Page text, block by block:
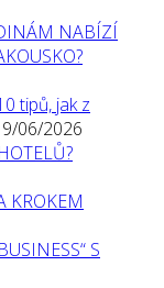
NABÍZÍ
tipů, jak z
06/2026
KROKEM
S